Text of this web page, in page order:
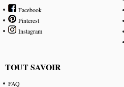
Facebook
Pinterest
Instagram
TOUT SAVOIR
FAQ